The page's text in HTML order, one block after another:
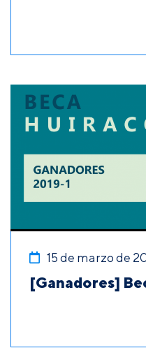
15 de marzo de
[Ganadores]